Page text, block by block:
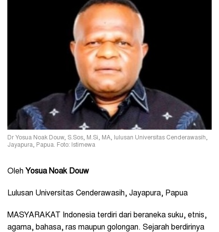
Dr Yosua Noak Douw, S.Sos, M.Si, MA, lulusan Universitas Cenderawasih,
Jayapura, Papua. Foto: Istimewa
Oleh Yosua Noak Douw
Lulusan Universitas Cenderawasih, Jayapura, Papua
MASYARAKAT Indonesia terdiri dari beraneka suku, etnis,
agama, bahasa, ras maupun golongan. Sejarah berdirinya